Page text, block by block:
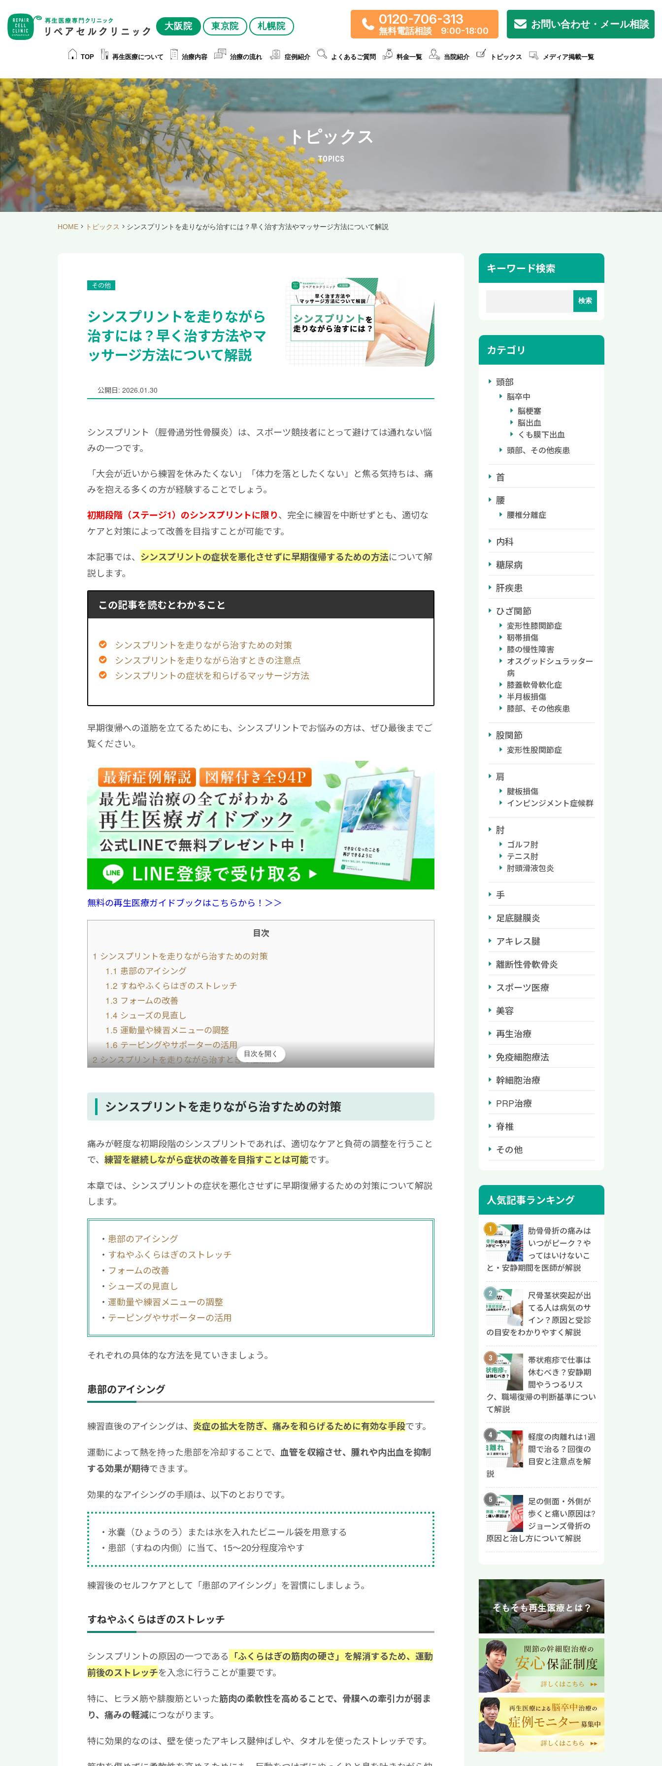
大阪院 東京院 札幌院 0120-706-313
無料電話相談 9:00-18:00
お問い合わせ・メール相談
TOP 再生医療について 治療内容 治療の流れ 症例紹介 よくあるご質問 料金一覧 当院紹介 トピックス メディア掲載一覧
トピックス
TOPICS
HOME トピックス シンスプリントを走りながら治すには？早く治す方法やマッサージ方法について解説
その他
シンスプリントを走りながら
治すには？早く治す方法やマ
ッサージ方法について解説
公開日: 2026.01.30
シンスプリント（脛骨過労性骨膜炎）は、スポーツ競技者にとって避けては通れない悩
みの一つです。
「大会が近いから練習を休みたくない」「体力を落としたくない」と焦る気持ちは、痛
みを抱える多くの方が経験することでしょう。
初期段階（ステージ1）のシンスプリントに限り、完全に練習を中断せずとも、適切な
ケアと対策によって改善を目指すことが可能です。
本記事では、 シンスプリントの症状を悪化させずに早期復帰するための方法について解
説します。
この記事を読むとわかること
シンスプリントを走りながら治すための対策
シンスプリントを走りながら治すときの注意点
シンスプリントの症状を和らげるマッサージ方法
早期復帰への道筋を立てるためにも、シンスプリントでお悩みの方は、ぜひ最後までご
覧ください。
無料の再生医療ガイドブックはこちらから！＞＞
目次
1 シンスプリントを走りながら治すための対策
1.1 患部のアイシング
1.2 すねやふくらはぎのストレッチ
1.3 フォームの改善
1.4 シューズの見直し
1.5 運動量や練習メニューの調整
1.6テーピングやサポーターの活用
2シンスプリントを走りながら治すときの注意点
シンスプリントの症状を和らげるマッサージ方法
3.1ふくらはぎのマッサージ
4シンスプリントを走りながら治す方法についてよくある質問
4.1ランニングでシンスプリントになったらどうすればいい？
4.3シンスプリントで休む期間はどれくらい？
5 シンスプリントを早く治すには「再生医療」をご検討ください
目次を開く
シンスプリントを走りながら治すための対策
痛みが軽度な初期段階のシンスプリントであれば、適切なケアと負荷の調整を行うこと
で、 練習を継続しながら症状の改善を目指すことは可能です。
本章では、シンスプリントの症状を悪化させずに早期復帰するための対策について解説
します。
患部のアイシング
すねやふくらはぎのストレッチ
フォームの改善
シューズの見直し
運動量や練習メニューの調整
テーピングやサポーターの活用
それぞれの具体的な方法を見ていきましょう。
患部のアイシング
練習直後のアイシングは、 炎症の拡大を防ぎ、痛みを和らげるために有効な手段です。
運動によって熱を持った患部を冷却することで、 血管を収縮させ、腫れや内出血を抑制
する効果が期待できます。
効果的なアイシングの手順は、以下のとおりです。
氷嚢（ひょうのう）または氷を入れたビニール袋を用意する
患部（すねの内側）に当て、15〜20分程度冷やす
練習後のセルフケアとして「患部のアイシング」を習慣にしましょう。
すねやふくらはぎのストレッチ
シンスプリントの原因の一つである 「ふくらはぎの筋肉の硬さ」を解消するため、運動
前後のストレッチを入念に行うことが重要です。
特に、ヒラメ筋や腓腹筋といった筋肉の柔軟性を高めることで、骨膜への牽引力が弱ま
り、痛みの軽減につながります。
特に効果的なのは、壁を使ったアキレス腱伸ばしや、タオルを使ったストレッチです。
キーワード検索
カテゴリ
頭部
脳卒中
脳梗塞
脳出血
くも膜下出血
頭部、その他疾患
首
腰
腰椎分離症
内科
糖尿病
肝疾患
ひざ関節
変形性膝関節症
靭帯損傷
膝の慢性障害
オスグッドシュラッター
病
膝蓋軟骨軟化症
半月板損傷
膝部、その他疾患
股関節
変形性股関節症
肩
腱板損傷
インピンジメント症候群
肘
ゴルフ肘
テニス肘
肘頭滑液包炎
手
足底腱膜炎
アキレス腱
離断性骨軟骨炎
スポーツ医療
美容
再生治療
免疫細胞療法
幹細胞治療
PRP治療
脊椎
その他
人気記事ランキング
肋骨骨折の痛みは
いつがピーク？や
ってはいけないこ
と・安静期間を医師が解説
尺骨茎状突起が出
てる人は病気のサ
イン？原因と受診
の目安をわかりやすく解説
帯状疱疹で仕事は
休むべき？安静期
間やうつるリス
ク、職場復帰の判断基準につい
て解説
軽度の肉離れは1週
間で治る？回復の
目安と注意点を解
説
足の側面・外側が
歩くと痛い原因は?
ジョーンズ骨折の
原因と治し方について解説